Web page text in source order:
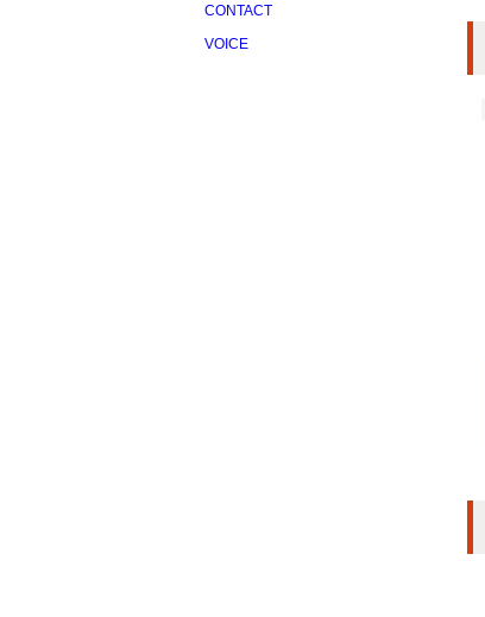
保存した条件
CONTACT
VOICE